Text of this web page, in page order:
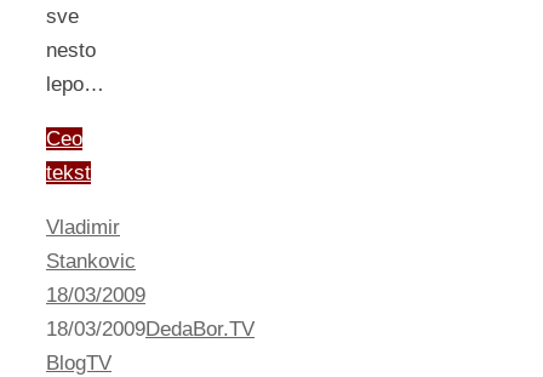
sve
nesto
lepo…
Ceo
tekst
Vladimir
Stankovic
18/03/2009
18/03/2009DedaBor.TV
BlogTV